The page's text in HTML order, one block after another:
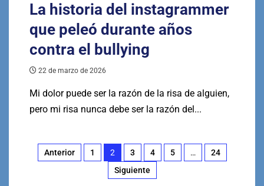
La historia del instagrammer
que peleó durante años
contra el bullying
22 de marzo de 2026
Mi dolor puede ser la razón de la risa de alguien,
pero mi risa nunca debe ser la razón del...
Anterior 1 2 3 4 5 …
24
Siguiente